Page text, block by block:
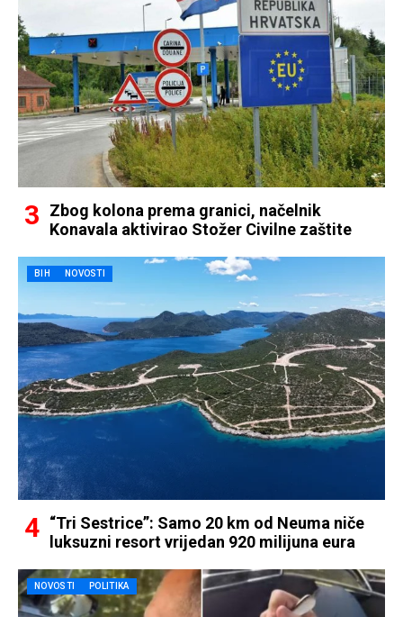
Zbog kolona prema granici, načelnik
Konavala aktivirao Stožer Civilne zaštite
BIH NOVOSTI
“Tri Sestrice”: Samo 20 km od Neuma niče
luksuzni resort vrijedan 920 milijuna eura
NOVOSTI POLITIKA